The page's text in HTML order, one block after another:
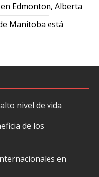
Edmonton, Alberta
Manitoba está
nivel de vida
de los
en